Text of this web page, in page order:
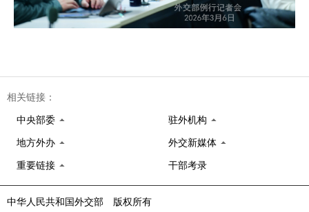
相关链接：
中央部委 驻外机构
地方外办 外交新媒体
重要链接 干部考录
中华人民共和国外交部 版权所有